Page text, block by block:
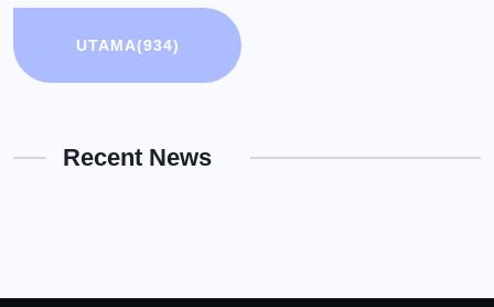
UTAMA(934)
Recent News